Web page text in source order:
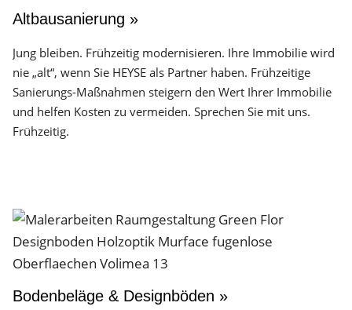
Altbausanierung »
Jung bleiben. Frühzeitig modernisieren. Ihre Immobilie wird
nie „alt“, wenn Sie HEYSE als Partner haben. Frühzeitige
Sanierungs-Maßnahmen steigern den Wert Ihrer Immobilie
und helfen Kosten zu vermeiden. Sprechen Sie mit uns.
Frühzeitig.
Bodenbeläge & Designböden »